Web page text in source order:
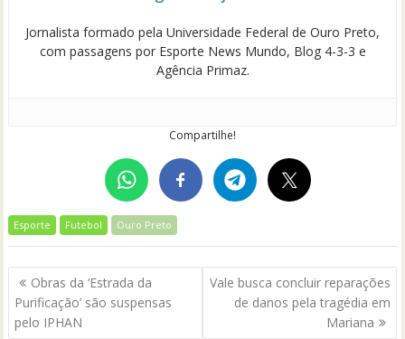
Jornalista formado pela Universidade Federal de Ouro Preto,
com passagens por Esporte News Mundo, Blog 4-3-3 e
Agência Primaz.
Compartilhe!
Esporte Futebol Ouro Preto
Navegação
de
Post
Obras da ‘Estrada da
Purificação’ são suspensas
pelo IPHAN
Vale busca concluir reparações
de danos pela tragédia em
Mariana